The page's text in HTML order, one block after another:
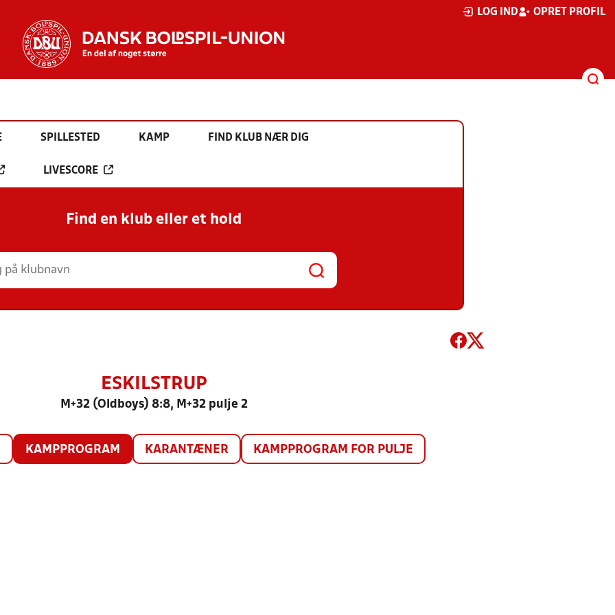
LOG IND OPRET PROFIL
SPILLESTED KAMP FIND KLUB NÆR DIG
LIVESCORE
Find en klub eller et hold
ESKILSTRUP
M+32 (Oldboys) 8:8, M+32 pulje 2
KAMPPROGRAM KARANTÆNER KAMPPROGRAM FOR PULJE